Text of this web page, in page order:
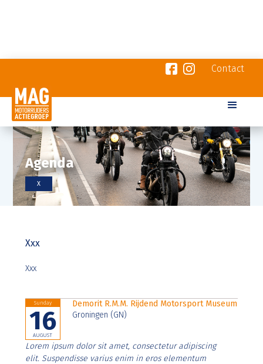
Contact
Agenda
X
Xxx
Xxx
Sunday
16
AUGUST
Demorit R.M.M. Rijdend Motorsport Museum
Groningen (GN)
Lorem ipsum dolor sit amet, consectetur adipiscing
elit. Suspendisse varius enim in eros elementum